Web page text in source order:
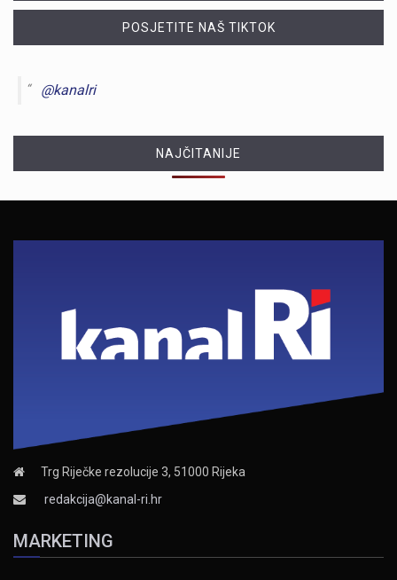
POSJETITE NAŠ TIKTOK
@kanalri
NAJČITANIJE
Trg Riječke rezolucije 3, 51000 Rijeka
redakcija@kanal-ri.hr
MARKETING